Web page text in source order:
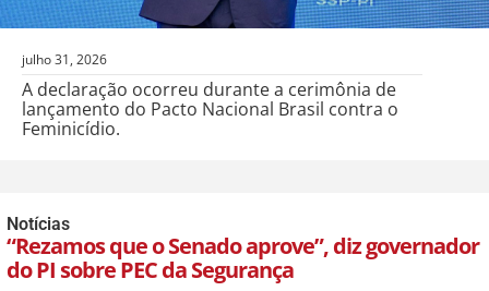
julho 31, 2026
A declaração ocorreu durante a cerimônia de
lançamento do Pacto Nacional Brasil contra o
Feminicídio.
Notícias
“Rezamos que o Senado aprove”, diz governador
do PI sobre PEC da Segurança